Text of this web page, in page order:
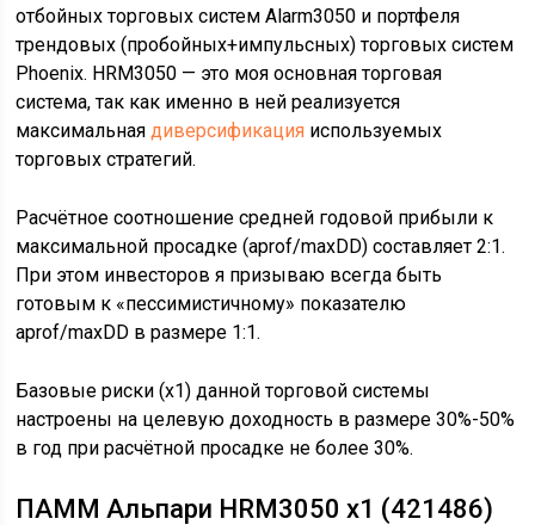
отбойных торговых систем Alarm3050 и портфеля
трендовых (пробойных+импульсных) торговых систем
Phoenix. HRM3050 — это моя основная торговая
система, так как именно в ней реализуется
максимальнаядиверсификация используемых
торговых стратегий.
Расчётное соотношение средней годовой прибыли к
максимальной просадке (aprof/maxDD) составляет 2:1.
При этом инвесторов я призываю всегда быть
готовым к «пессимистичному» показателю
aprof/maxDD в размере 1:1.
Базовые риски (х1) данной торговой системы
настроены на целевую доходность в размере 30%-50%
в год при расчётной просадке не более 30%.
ПАММ Альпари HRM3050 x1 (421486)